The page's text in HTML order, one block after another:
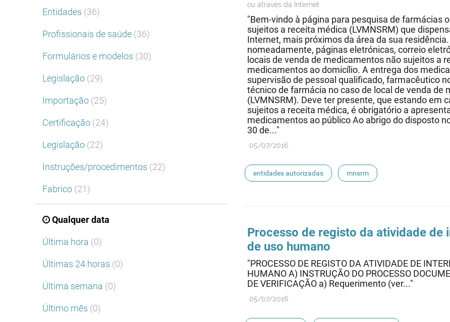
Entidades (36)
Profissionais de saúde (36)
Formulários e modelos (30)
Legislação (29)
Importação (25)
Certificação (24)
Legislação (22)
Instruções/procedimentos (22)
Fabrico (21)
Qualquer data
Última hora (0)
Últimas 24 horas (0)
Última semana (0)
Último mês (0)
ou através da Internet
"Bem-vindo à página para pesquisa de farmácias
sujeitos a receita médica (LVMNSRM) que
Internet, mais próximos da área da sua
nomeadamente, páginas eletrónicas, correio
locais de venda de medicamentos não sujeitos a
medicamentos ao domicílio. A entrega dos
supervisão de pessoal qualificado, farmacêutico
técnico de farmácia no caso de local de venda
(LVMNSRM). Deve ter presente, que estando em
sujeitos a receita médica, é obrigatório a
medicamentos ao público Ao abrigo do disposto
30 de..."
05/07/2016
entidades autorizadas mnsrm
Processo de registo da atividade
de uso humano
"PROCESSO DE REGISTO DA ATIVIDADE DE
HUMANO A) INSTRUÇÃO DO PROCESSO
DE VERIFICAÇÃO a) Requerimento (ver..."
05/07/2016